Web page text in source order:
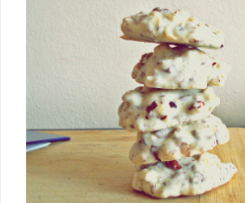
Puf Puf Muzlu Pankek
Nefis Patatesli Dilim Börek
Taze Otlu Kaygana
Ramazan'da Nasıl
Limonlu Pamuk Kek
Hatay Yöresinden En Özel
Online Mağazası Hataykoy.com
Mor Havuçlu Ekşi Mayalı Ekmek